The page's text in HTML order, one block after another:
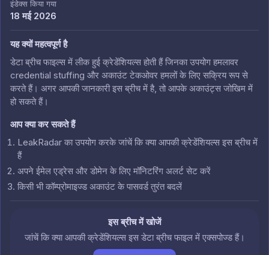
इंडेक्स किया गया
18 मई 2026
यह क्यों महत्वपूर्ण है
डेटा ब्रीच फाइल्स में लीक हुई क्रेडेंशियल्स होती हैं जिनका उपयोग हमलावर
credential stuffing और अकाउंट टेकओवर हमलों के लिए सक्रिय रूप से
करते हैं। अगर आपकी जानकारी इस ब्रीच में है, तो आपके अकाउंट्स जोखिम में
हो सकते हैं।
आप क्या कर सकते हैं
LeakRadar का उपयोग करके जांचें कि क्या आपकी क्रेडेंशियल्स इस ब्रीच में
हैं
अपने ईमेल एड्रेस और डोमेन के लिए मॉनिटरिंग अलर्ट सेट करें
किसी भी कॉम्प्रोमाइज्ड अकाउंट के पासवर्ड तुरंत बदलें
इस ब्रीच में खोजें
जांचें कि क्या आपकी क्रेडेंशियल्स इस डेटा ब्रीच फाइल में एक्सपोज्ड हैं।